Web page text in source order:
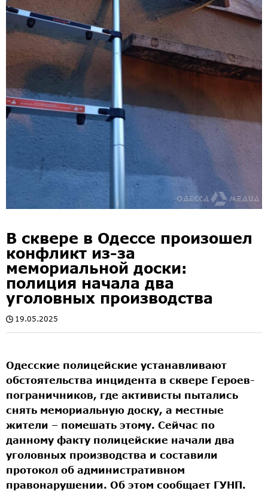
В сквере в Одессе произошел
конфликт из-за
мемориальной доски:
полиция начала два
уголовных производства
19.05.2025
Одесские полицейские устанавливают
обстоятельства инцидента в сквере Героев-
пограничников, где активисты пытались
снять мемориальную доску, а местные
жители – помешать этому. Сейчас по
данному факту полицейские начали два
уголовных производства и составили
протокол об административном
правонарушении. Об этом сообщает ГУНП.